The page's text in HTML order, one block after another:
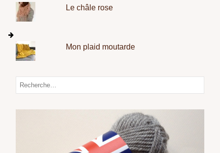
Le châle rose
Mon plaid moutarde